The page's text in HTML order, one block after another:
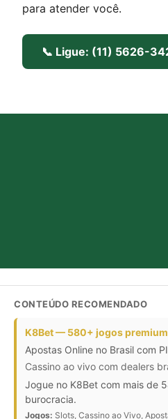
para atender você.
📞 Ligue: (11) 5626-
CONTEÚDO RECOMENDADO
K8Bet — 580+ jogos
Apostas Online no Brasil com
Cassino ao vivo com dealers
Jogue no K8Bet com mais de
burocracia.
Jogos: Slots, Cassino ao Vivo,